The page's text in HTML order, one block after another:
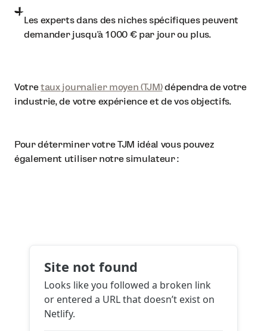
Les experts dans des niches spécifiques peuvent
demander jusqu’à 1 000 € par jour ou plus.
Votretaux journalier moyen (TJM)dépendra de votre
industrie, de votre expérience et de vos objectifs.
Pour déterminer votre TJM idéal vous pouvez
également utiliser notre simulateur :